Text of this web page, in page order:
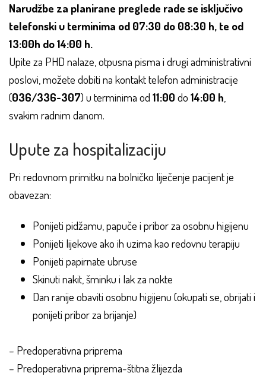
Narudžbe za planirane preglede rade se isključivo
telefonski u terminima od 07:30 do 08:30 h, te od
13:00h do 14:00 h.
Upite za PHD nalaze, otpusna pisma i drugi administrativni
poslovi, možete dobiti na kontakt telefon administracije
(036/336-307) u terminima od 11:00 do 14:00 h,
svakim radnim danom.
Upute za hospitalizaciju
Pri redovnom primitku na bolničko liječenje pacijent je
obavezan:
Ponijeti pidžamu, papuče i pribor za osobnu higijenu
Ponijeti lijekove ako ih uzima kao redovnu terapiju
Ponijeti papirnate ubruse
Skinuti nakit, šminku i lak za nokte
Dan ranije obaviti osobnu higijenu (okupati se, obrijati i
ponijeti pribor za brijanje)
– Predoperativna priprema
– Predoperativna priprema-štitna žlijezda